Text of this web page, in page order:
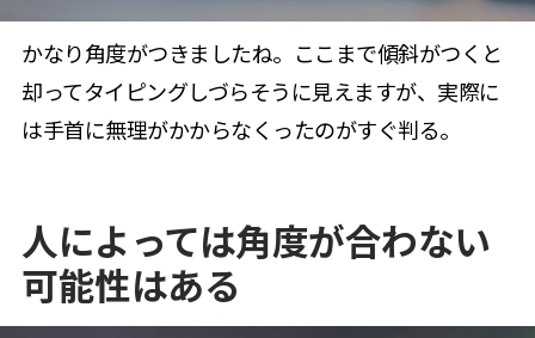
かなり角度がつきましたね。ここまで傾斜がつくと
却ってタイピングしづらそうに見えますが、実際に
は手首に無理がかからなくったのがすぐ判る。
人によっては角度が合わない
可能性はある